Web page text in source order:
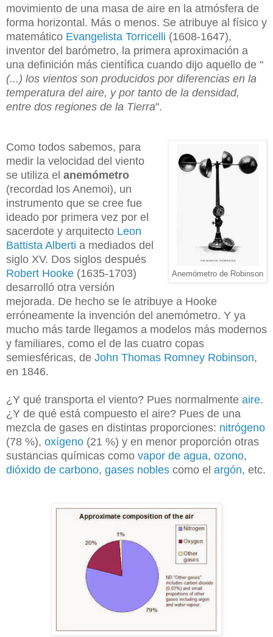
movimiento de una masa de aire en la atmósfera de
forma horizontal. Más o menos. Se atribuye al físico y
matemático Evangelista Torricelli (1608-1647),
inventor del barómetro, la primera aproximación a
una definición más científica cuando dijo aquello de "
(...) los vientos son producidos por diferencias en la
temperatura del aire, y por tanto de la densidad,
entre dos regiones de la Tierra".
Anemómetro de Robinson
Como todos sabemos, para
medir la velocidad del viento
se utiliza el anemómetro
(recordad los Anemoi), un
instrumento que se cree fue
ideado por primera vez por el
sacerdote y arquitecto Leon
Battista Alberti a mediados del
siglo XV. Dos siglos después
Robert Hooke (1635-1703)
desarrolló otra versión
mejorada. De hecho se le atribuye a Hooke
erróneamente la invención del anemómetro. Y ya
mucho más tarde llegamos a modelos más modernos
y familiares, como el de las cuatro copas
semiesféricas, de John Thomas Romney Robinson,
en 1846.
¿Y qué transporta el viento? Pues normalmente aire.
¿Y de qué está compuesto el aire? Pues de una
mezcla de gases en distintas proporciones: nitrógeno
(78 %), oxígeno (21 %) y en menor proporción otras
sustancias químicas como vapor de agua, ozono,
dióxido de carbono, gases nobles como el argón, etc.